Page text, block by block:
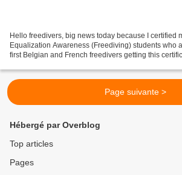
Hello freedivers, big news today because I certified
Equalization Awareness (Freediving) students who
first Belgian and French freedivers getting this
Page suivante >
Hébergé par Overblog
Top articles
Pages